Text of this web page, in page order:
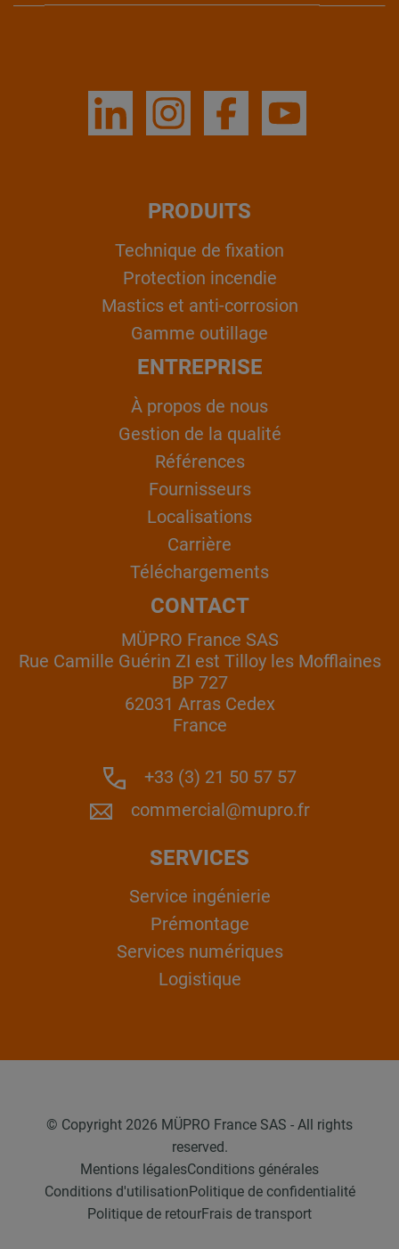
PRODUITS
Technique de fixation
Protection incendie
Mastics et anti-corrosion
Gamme outillage
ENTREPRISE
À propos de nous
Gestion de la qualité
Références
Fournisseurs
Localisations
Carrière
Téléchargements
CONTACT
MÜPRO France SAS
Rue Camille Guérin ZI est Tilloy les Mofflaines
BP 727
62031 Arras Cedex
France
+33 (3) 21 50 57 57
commercial@mupro.fr
SERVICES
Service ingénierie
Prémontage
Services numériques
Logistique
© Copyright 2026 MÜPRO France SAS - All rights
reserved.
Mentions légalesConditions générales
Conditions d'utilisationPolitique de confidentialité
Politique de retourFrais de transport